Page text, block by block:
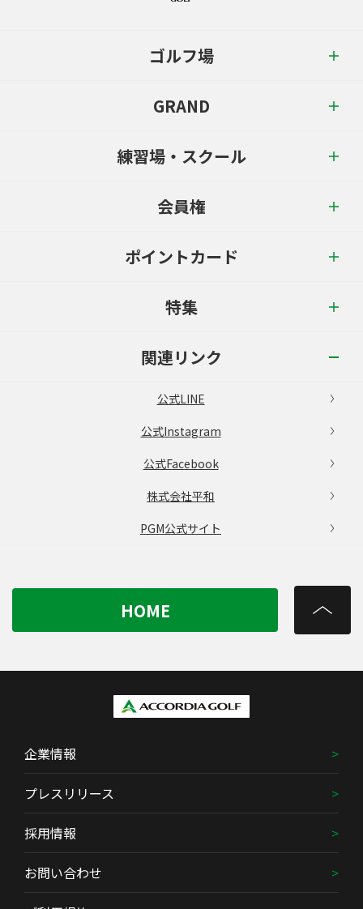
ゴルフ場
GRAND
練習場・スクール
会員権
ポイントカード
特集
関連リンク
公式LINE
公式Instagram
公式Facebook
株式会社平和
PGM公式サイト
HOME
企業情報
プレスリリース
採用情報
お問い合わせ